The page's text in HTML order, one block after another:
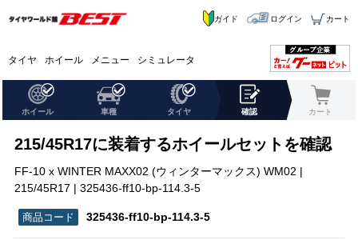
タイヤ ホイール メニュー シミュレータ
ガイド ログイン カート
ホイール 車種 タイヤ 確認 カート
215/45R17に装着するホイールセットを確認
FF-10 x WINTER MAXX02 (ウィンターマックス) WM02 |
215/45R17 | 325436-ff10-bp-114.3-5
325436-ff10-bp-114.3-5